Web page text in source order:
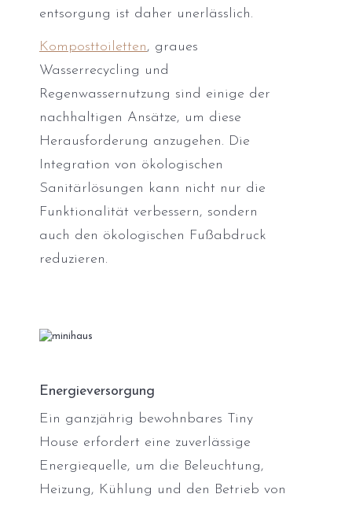
entsorgung ist daher unerlässlich.
Komposttoiletten, graues
Wasserrecycling und
Regenwassernutzung sind einige der
nachhaltigen Ansätze, um diese
Herausforderung anzugehen. Die
Integration von ökologischen
Sanitärlösungen kann nicht nur die
Funktionalität verbessern, sondern
auch den ökologischen Fußabdruck
reduzieren.
Energieversorgung
Ein ganzjährig bewohnbares Tiny
House erfordert eine zuverlässige
Energiequelle, um die Beleuchtung,
Heizung, Kühlung und den Betrieb von